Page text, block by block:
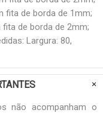
fita de borda de 1mm;
de borda de 2mm;
Largura: 80,
não acompanham o